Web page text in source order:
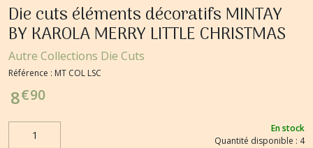
Die cuts éléments décoratifs MINTAY
BY KAROLA MERRY LITTLE CHRISTMAS
Autre Collections Die Cuts
Référence : MT COL LSC
8€90
En stock
Quantité disponible : 4